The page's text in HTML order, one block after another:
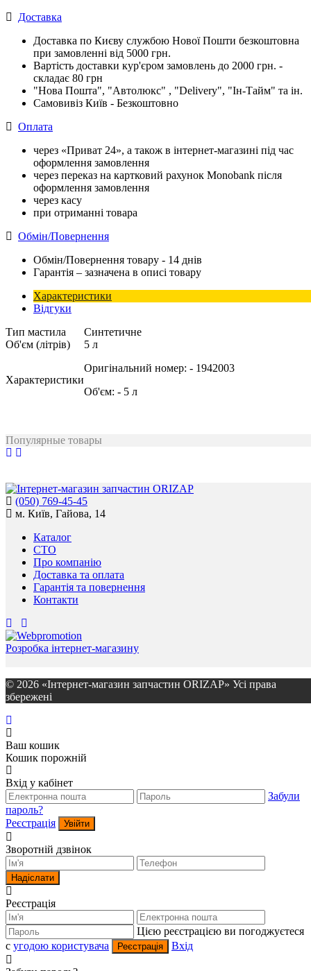
Доставка
Доставка по Києву службою Нової Пошти безкоштовна
при замовленні від 5000 грн.
Вартість доставки кур'єром замовлень до 2000 грн. -
складає 80 грн
"Нова Пошта", "Автолюкс" , "Delivery", "Iн-Тайм" та ін.
Самовивіз Київ - Безкоштовно
Оплата
через «Приват 24», а також в інтернет-магазині під час
оформлення замовлення
через переказ на картковий рахунок Monobank після
оформлення замовлення
через касу
при отриманні товара
Обмін/Повернення
Обмін/Повернення товару - 14 днів
Гарантія – зазначена в описі товару
Характеристики
Відгуки
Тип мастила
Синтетичне
Об'єм (літрів)
5 л
Характеристики
Оригінальний номер: - 1942003
Об'єм: - 5 л
Популярные товары
(050) 769-45-45
м. Київ, Гайова, 14
Каталог
СТО
Про компанію
Доставка та оплата
Гарантія та повернення
Контакти
Розробка інтернет-магазину
© 2026 «Інтернет-магазин запчастин ORIZAP» Усі права
збережені
Ваш кошик
Кошик порожній
Вхід у кабінет
Забули
пароль?
Реєстрація
Увійти
Зворотній дзвінок
Надіслати
Реєстрація
Цією реєстрацією ви погоджуєтеся
c угодою користувача Реєстрація Вхід